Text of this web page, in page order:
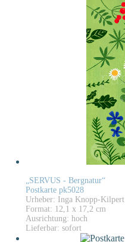
„SERVUS - Bergnatur“
Postkarte pk5028
Urheber: Inga Knopp-Kilpert
Format: 12,1 x 17,2 cm
Ausrichtung: hoch
Lieferbar: sofort